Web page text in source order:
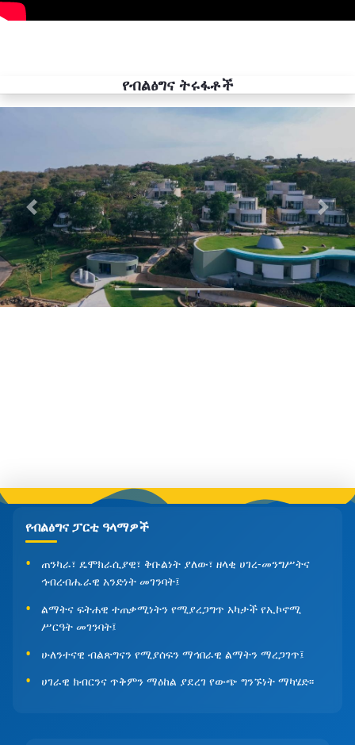
የብልፅግና ትሩፋቶች
Previous Next
የብልፅግና ፓርቲ ዓላማዎች
ጠንካራ፣ ዴሞክራሲያዊ፣ ቅቡልነት ያለው፣ ዘላቂ ሀገረ-መንግሥትና
ኅብረብሔራዊ አንድነት መገንባት፤
ልማትና ፍትሐዊ ተጠቃሚነትን የሚያረጋግጥ አካታች የኢኮኖሚ
ሥርዓት መገንባት፤
ሁለንተናዊ ብልጽግናን የሚያሰፍን ማኅበራዊ ልማትን ማረጋገጥ፤
ሀገራዊ ክብርንና ጥቅምን ማዕከል ያደረገ የውጭ ግንኙነት ማካሄድ፡፡